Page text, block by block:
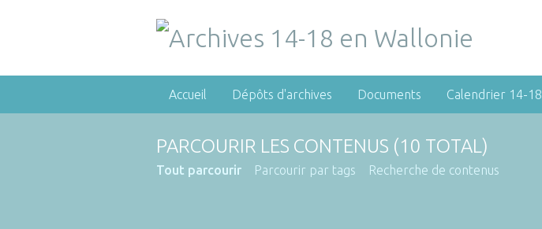
Accueil Dépôts d'archives Documents Calendrier 14-18
PARCOURIR LES CONTENUS (10 TOTAL)
Tout parcourir Parcourir par tags Recherche de contenus